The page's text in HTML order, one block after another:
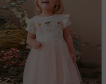
27
14
可能存在1-3cm誤差，敬請
不同等因素，可能會造成略
期／猶豫期權益，但此期間